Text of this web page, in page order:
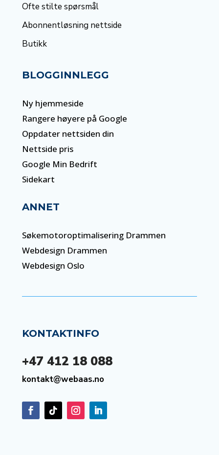
Ofte stilte spørsmål
Abonnentløsning nettside
Butikk
BLOGGINNLEGG
Ny hjemmeside
Rangere høyere på Google
Oppdater nettsiden din
Nettside pris
Google Min Bedrift
Sidekart
ANNET
Søkemotoroptimalisering Drammen
Webdesign Drammen
Webdesign Oslo
KONTAKTINFO
+47 412 18 088
kontakt@webaas.no